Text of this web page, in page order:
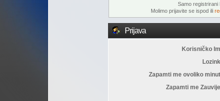
Samo registrirani
Molimo prijavite se ispod ili
Prijava
Korisničko
Zapamti me ovoliko
Zapamti me